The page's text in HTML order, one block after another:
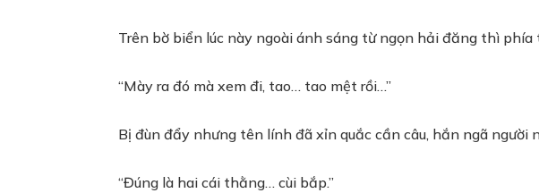
Trên bờ biển lúc này ngoài ánh sáng từ ngọn hải đăng thì
“Mày ra đó mà xem đi, tao… tao mệt rồi…”
Bị đùn đẩy nhưng tên lính đã xỉn quắc cần câu, hắn ngã người
“Đúng là hai cái thằng… cùi bắp.”